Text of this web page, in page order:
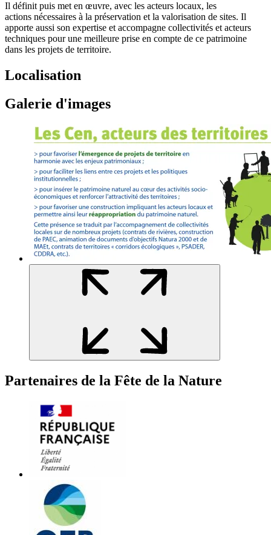
Il définit puis met en œuvre, avec les acteurs locaux, les
actions nécessaires à la préservation et la valorisation de sites. Il
apporte aussi son expertise et accompagne collectivités et acteurs
techniques pour une meilleure prise en compte de ce patrimoine
dans les projets de territoire.
Localisation
Galerie d'images
Partenaires de la Fête de la Nature